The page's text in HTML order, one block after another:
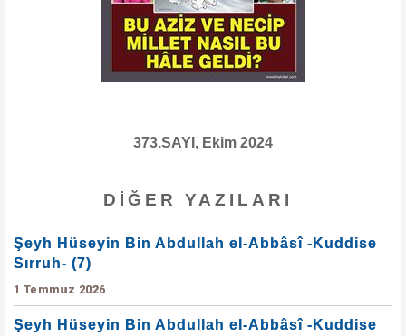
373.SAYI, Ekim 2024
DIĞER YAZILARI
Şeyh Hüseyin Bin Abdullah el-Abbâsî -Kuddise
Sırruh- (7)
1 Temmuz 2026
Şeyh Hüseyin Bin Abdullah el-Abbâsî -Kuddise